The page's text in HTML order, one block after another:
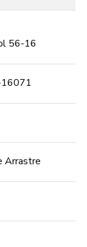
56-16
Arrastre